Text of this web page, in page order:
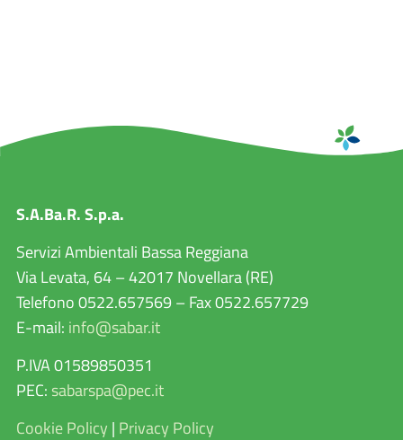
S.A.Ba.R. S.p.a.
Servizi Ambientali Bassa Reggiana
Via Levata, 64 – 42017 Novellara (RE)
Telefono 0522.657569 – Fax 0522.657729
E-mail: info@sabar.it
P.IVA 01589850351
PEC: sabarspa@pec.it
Cookie Policy | Privacy Policy